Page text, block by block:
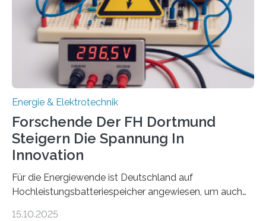
Gewinnerinnen der aktuellen Förderrunde des
Bayerischen Wissenschaftsministeriums. Im
Mittelpunkt steht der direkte Wissenstransfer: Neue
wissenschaftliche Erkenntnisse sollen rasch in die
Energie & Elektrotechnik
Forschende Der FH Dortmund
Steigern Die Spannung In
Innovation
Für die Energiewende ist Deutschland auf
Hochleistungsbatteriespeicher angewiesen, um auch
15.10.2025